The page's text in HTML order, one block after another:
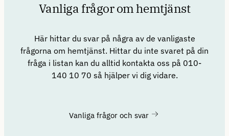
Vanliga frågor om hemtjänst
Här hittar du svar på några av de vanligaste
frågorna om hemtjänst. Hittar du inte svaret på din
fråga i listan kan du alltid kontakta oss på 010-
140 10 70 så hjälper vi dig vidare.
Vanliga frågor och svar